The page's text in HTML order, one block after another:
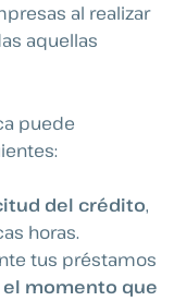
al realizar
aquellas
puede
del crédito,
horas.
tus préstamos
momento que